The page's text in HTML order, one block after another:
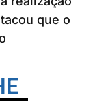
que o